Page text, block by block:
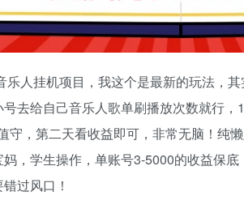
乐人挂机项目，我这个是最新的玩法，
去给自己音乐人歌单刷播放次数就行，
守，第二天看收益即可，非常无脑！纯
，学生操作，单账号3-5000的收益保底
过风口！